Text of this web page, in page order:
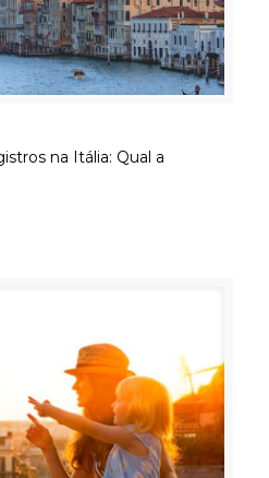
na Itália: Qual a